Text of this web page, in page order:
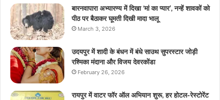
बारनवापारा अभ्यारण्य में दिखा ‘मां का प्यार’, नन्हें शावकों को
पीठ पर बैठाकर घूमती दिखी मादा भालू
March 3, 2026
उदयपुर में शादी के बंधन में बंधे साउथ सुपरस्टार जोड़ी
रश्मिका मंदाना और विजय देवरकोंडा
February 26, 2026
रायपुर में वाटर फॉर ऑल अभियान शुरू, हर होटल-रेस्टोरेंट